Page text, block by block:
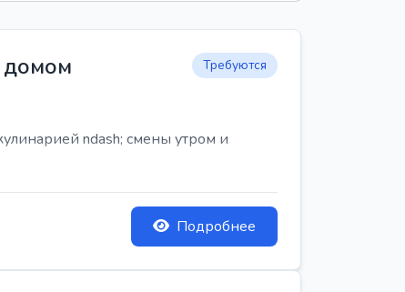
домом Требуются
ndash; смены утром и
Подробнее